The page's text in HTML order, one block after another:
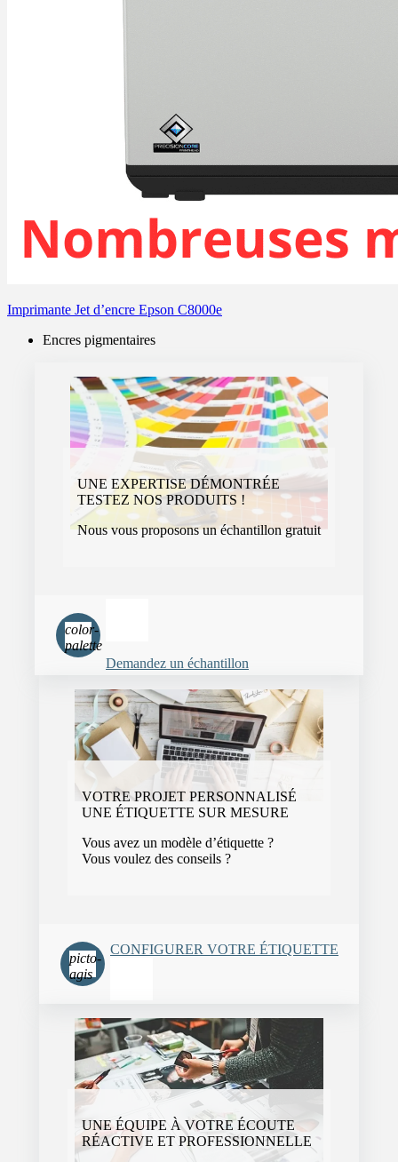
Imprimante Jet d’encre Epson C8000e
Encres pigmentaires
UNE EXPERTISE DÉMONTRÉE
TESTEZ NOS PRODUITS !
Nous vous proposons un échantillon gratuit
color-
palette
Demandez un échantillon
VOTRE PROJET PERSONNALISÉ
UNE ÉTIQUETTE SUR MESURE
Vous avez un modèle d’étiquette ?
Vous voulez des conseils ?
CONFIGURER VOTRE ÉTIQUETTE
picto-
agis
UNE ÉQUIPE À VOTRE ÉCOUTE
RÉACTIVE ET PROFESSIONNELLE